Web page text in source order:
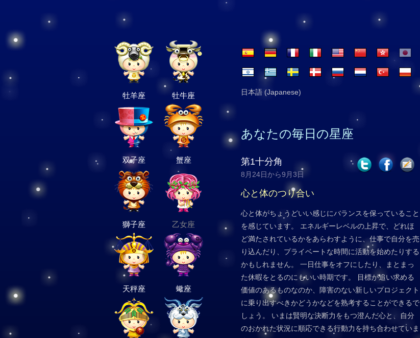
牡羊座 牡牛座
双子座 蟹座
獅子座 乙女座
天秤座 蠍座
日本語 (Japanese)
あなたの毎日の星座
第1十分角
8月24日から9月3日
心と体のつり合い
心と体がちょうどいい感じにバランスを保っていること
を感じています。 エネルギーレベルの上昇で、どれほ
ど満たされているかをあらわすように、仕事で自分を売
り込んだり、プライベートな時間に活動を始めたりする
かもしれません。 一日仕事をオフにしたり、まとまっ
た休暇をとるのにもいい時期です。 目標が追い求める
価値のあるものなのか、障害のない新しいプロジェクト
に乗り出すべきかどうかなどを熟考することができるで
しょう。 いまは賢明な決断力をもつ澄んだ心と、自分
のおかれた状況に順応できる行動力を持ち合わせていま